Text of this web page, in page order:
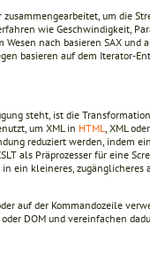
um die
wie Geschwindigkeit,
nach basieren SAX und
basieren auf dem Iterator-
steht, ist die
um XML in HTML, XML
reduziert werden, indem
als Präprozesser für eine
ein kleineres, zugänglicheres
auf der Kommandozeile
DOM und vereinfachen